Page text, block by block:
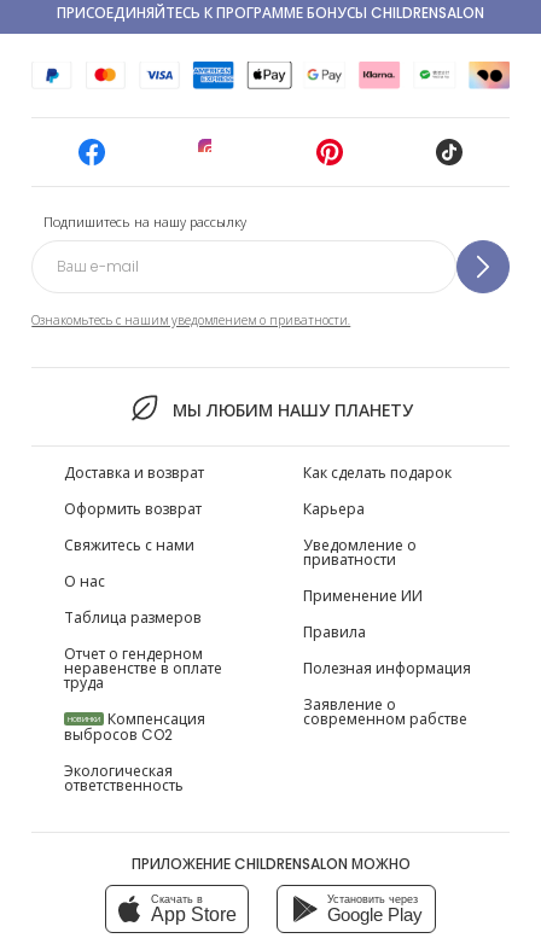
Подпишитесь на нашу рассылку
Ознакомьтесь с нашим уведомлением о приватности.
МЫ ЛЮБИМ НАШУ ПЛАНЕТУ
ПРИСОЕДИНЯЙТЕСЬ К ПРОГРАММЕ БОНУСЫ CHILDRENSALON
Доставка и возврат
Оформить возврат
Свяжитесь с нами
О нас
Таблица размеров
Отчет о гендерном
неравенстве в оплате
труда
НОВИНКИ Компенсация
выбросов CO2
Экологическая
ответственность
Как сделать подарок
Карьера
Уведомление о
приватности
Применение ИИ
Правила
Полезная информация
Заявление о
современном рабстве
ПРИЛОЖЕНИЕ CHILDRENSALON МОЖНО
Скачать в
App Store
Установить через
Google Play